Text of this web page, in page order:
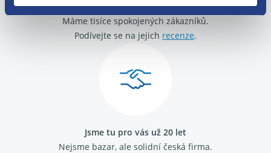
O své zákazníky se staráme
Máme tisíce spokojených zákazníků.
Podívejte se na jejich recenze.
Jsme tu pro vás už 20 let
Nejsme bazar, ale solidní česká firma.